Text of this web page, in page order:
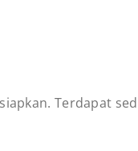
Terdapat